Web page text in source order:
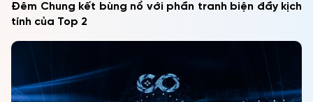
Đêm Chung kết bùng nổ với phần tranh biện đầy kịch
tính của Top 2